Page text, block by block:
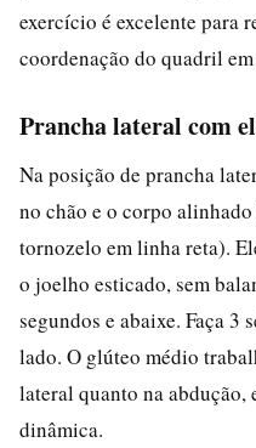
exercício é excelente para
coordenação do quadril
Prancha lateral com
Na posição de prancha
no chão e o corpo
tornozelo em linha reta).
o joelho esticado, sem
segundos e abaixe. Faça 3
lado. O glúteo médio
lateral quanto na
dinâmica.